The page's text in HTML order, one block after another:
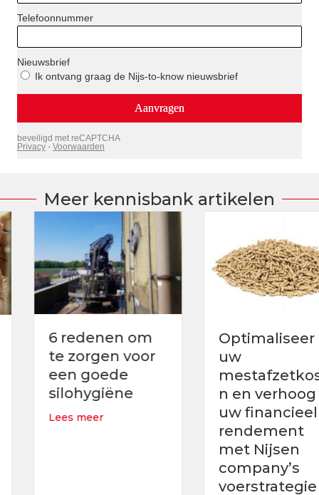
Meer kennisbank artikelen
bij uw vleesvarkens met ons voorspellend
6 redenen om
te zorgen voor
een goede
silohygiëne
Lees meerabout 6 redenen om te zorgen voor een goede
Optimaliseer
mestafzetkoste
n en verhoog
uw financieel
rendement
met Nijsen
company’s
voerstrategie